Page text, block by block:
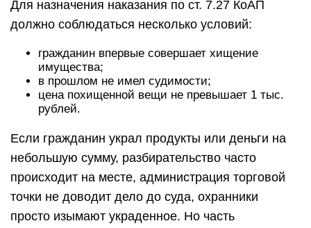
Для назначения наказания по ст. 7.27 КоАП
должно соблюдаться несколько условий:
гражданин впервые совершает хищение
имущества;
в прошлом не имел судимости;
цена похищенной вещи не превышает 1 тыс.
рублей.
Если гражданин украл продукты или деньги на
небольшую сумму, разбирательство часто
происходит на месте, администрация торговой
точки не доводит дело до суда, охранники
просто изымают украденное. Но часть